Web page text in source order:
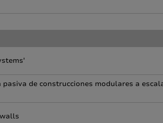
de construcciones modulares a